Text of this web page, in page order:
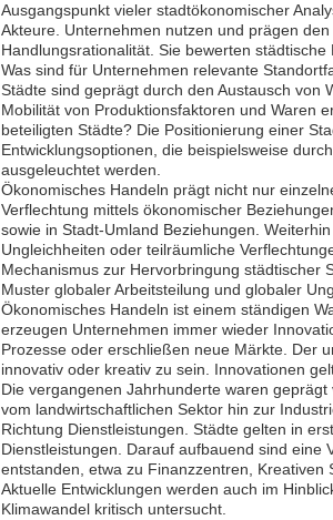
Ausgangspunkt vieler stadtökonomischer
Akteure. Unternehmen nutzen und prägen
Handlungsrationalität. Sie bewerten
Was sind für Unternehmen relevante
Städte sind geprägt durch den Austausch von
Mobilität von Produktionsfaktoren und Waren
beteiligten Städte? Die Positionierung einer
Entwicklungsoptionen, die beispielsweise
ausgeleuchtet werden.
Ökonomisches Handeln prägt nicht nur
Verflechtung mittels ökonomischer
sowie in Stadt-Umland Beziehungen.
Ungleichheiten oder teilräumliche
Mechanismus zur Hervorbringung städtischer
Muster globaler Arbeitsteilung und globaler
Ökonomisches Handeln ist einem ständigen
erzeugen Unternehmen immer wieder
Prozesse oder erschließen neue Märkte. Der
innovativ oder kreativ zu sein. Innovationen
Die vergangenen Jahrhunderte waren
vom landwirtschaftlichen Sektor hin zur
Richtung Dienstleistungen. Städte gelten in
Dienstleistungen. Darauf aufbauend sind eine
entstanden, etwa zu Finanzzentren,
Aktuelle Entwicklungen werden auch im
Klimawandel kritisch untersucht.